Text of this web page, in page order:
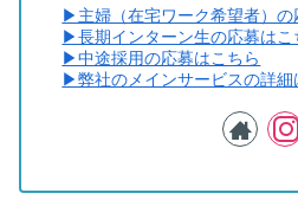
▶︎主婦（在宅ワーク希望者）の
▶︎長期インターン生の応募はこ
▶︎中途採用の応募はこちら
▶︎弊社のメインサービスの詳細